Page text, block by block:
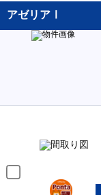
アゼリアⅠ
ポンタ
部屋